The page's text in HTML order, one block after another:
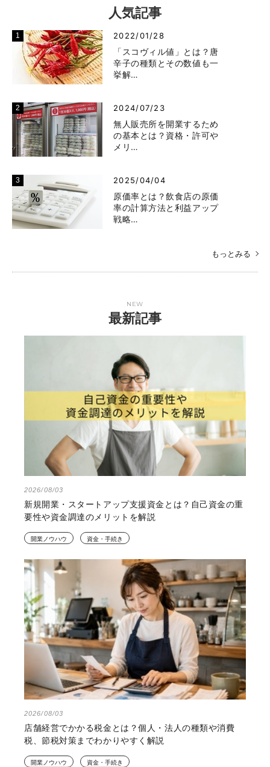
人気記事
2022/01/28
「スコヴィル値」とは？唐
辛子の種類とその数値も一
挙解…
2024/07/23
無人販売所を開業するため
の基本とは？資格・許可や
メリ…
2025/04/04
原価率とは？飲食店の原価
率の計算方法と利益アップ
戦略…
もっとみる
NEW
最新記事
2026/08/03
新規開業・スタートアップ支援資金とは？自己資金の重
要性や資金調達のメリットを解説
開業ノウハウ 資金・手続き
2026/08/03
店舗経営でかかる税金とは？個人・法人の種類や消費
税、節税対策までわかりやすく解説
開業ノウハウ 資金・手続き